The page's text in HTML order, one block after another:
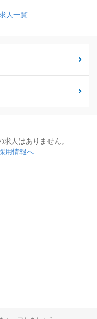
人一覧
人はありません。
用情報へ